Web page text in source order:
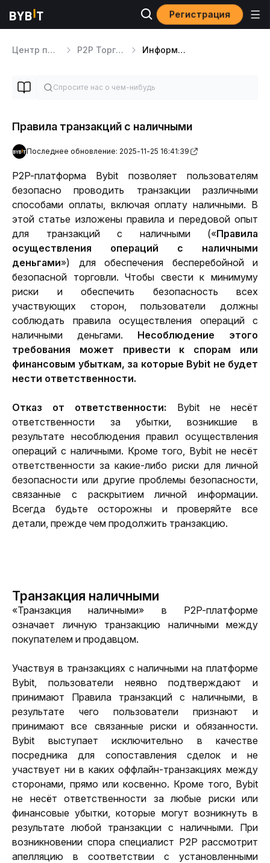
Регистрация
Центр помощи P2P Торговля Информация о безопасности P2P-платформы
Правила транзакций с наличными
Последнее обновление: 2025-11-25 16:41:39
P2P-платформа Bybit позволяет пользователям
безопасно проводить транзакции различными
способами оплаты, включая оплату наличными. В
этой статье изложены правила и передовой опыт
для транзакций с наличными («Правила
осуществления операций с наличными
деньгами») для обеспечения бесперебойной и
безопасной торговли. Чтобы свести к минимуму
риски и обеспечить безопасность всех
участвующих сторон, пользователи должны
соблюдать правила осуществления операций с
наличными деньгами. Несоблюдение этого
требования может привести к спорам или
финансовым убыткам, за которые Bybit не будет
нести ответственности.
Отказ от ответственности: Bybit не несёт
ответственности за убытки, возникшие в
результате несоблюдения правил осуществления
операций с наличными. Кроме того, Bybit не несёт
ответственности за какие-либо риски для личной
безопасности или другие проблемы безопасности,
связанные с раскрытием личной информации.
Всегда будьте осторожны и проверяйте все
детали, прежде чем продолжить транзакцию.
Транзакция наличными
«Транзакция наличными» в P2P-платформе
означает личную транзакцию наличными между
покупателем и продавцом.
Участвуя в транзакциях с наличными на платформе
Bybit, пользователи неявно подтверждают и
принимают Правила транзакций с наличными, в
результате чего пользователи признают и
принимают все связанные риски и обязанности.
Bybit выступает исключительно в качестве
посредника для сопоставления сделок и не
участвует ни в каких оффлайн-транзакциях между
сторонами, прямо или косвенно. Кроме того, Bybit
не несёт ответственности за любые риски или
финансовые убытки, которые могут возникнуть в
результате любой транзакции с наличными. При
возникновении спора специалист P2P рассмотрит
апелляцию в соответствии с установленными